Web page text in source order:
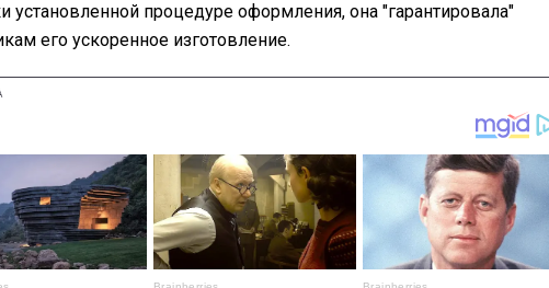
установленной процедуре оформления, она "гарантировала"
его ускоренное изготовление.